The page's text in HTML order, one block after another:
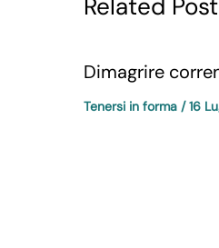
Dimagrire
Tenersi in forma /16